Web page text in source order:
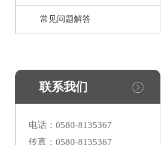
常见问题解答
联系我们
电话：0580-8135367
传真：0580-8135367